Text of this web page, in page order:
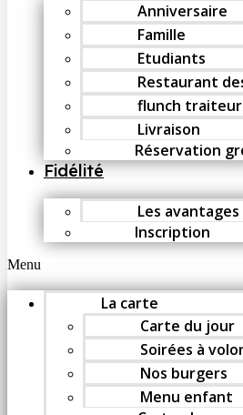
Anniversaire
Famille
Etudiants
Restaurant
flunch traiteur
Livraison
Réservation
Fidélité
Les avantages
Inscription
Menu
La carte
Carte du jour
Soirées à
Nos burgers
Menu enfant